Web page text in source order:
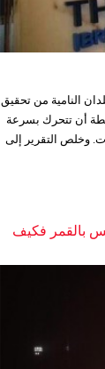
النامية من تحقيق
أن تتحرك بسرعة
وخلص التقرير إلى
بالقمر فكيف